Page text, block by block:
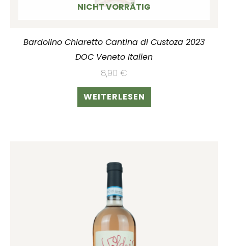
NICHT VORRÄTIG
Bardolino Chiaretto Cantina di Custoza 2023
DOC Veneto Italien
8,90 €
WEITERLESEN